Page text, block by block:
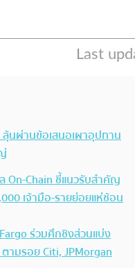
ลุ้นผ่านข้อเสนอเผาอุปทาน
On-Chain ชี้แนวรับสำคัญ
เจ้ามือ-รายย่อยแห่ช้อน
ร่วมศึกชิงส่วนแบ่ง
ามรอย Citi, JPMorgan